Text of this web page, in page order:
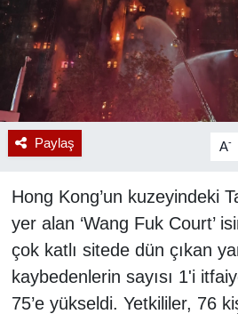
Paylaş A-
Hong Kong’un kuzeyindeki
yer alan ‘Wang Fuk Court’
çok katlı sitede dün çıkan
kaybedenlerin sayısı 1'i
75’e yükseldi. Yetkililer, 76